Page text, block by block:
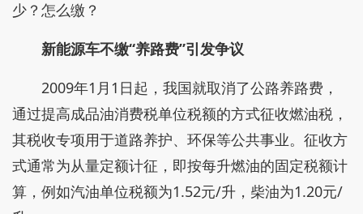
少？怎么缴？
新能源车不缴“养路费”引发争议
2009年1月1日起，我国就取消了公路养路费，
通过提高成品油消费税单位税额的方式征收燃油税，
其税收专项用于道路养护、环保等公共事业。征收方
式通常为从量定额计征，即按每升燃油的固定税额计
算，例如汽油单位税额为1.52元/升，柴油为1.20元/